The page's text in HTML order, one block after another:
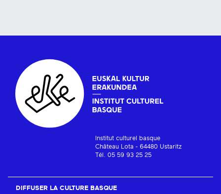
Institut culturel basque
Château Lota - 64480 Ustaritz
Tél. 05 59 93 25 25
DIFFUSER LA CULTURE BASQUE